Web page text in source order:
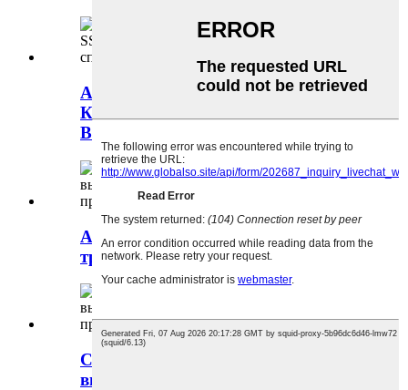
ASTM A500 GR.B SSAW
Канструкцыйная труба:
Вытворца...
ASTM A252 GR.3 SSAW сталёвая
трубавая пая: вытворца...
Сталёвая труба API 5L X65 SSAW:
вытворчыя магчымасці...